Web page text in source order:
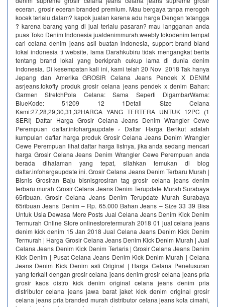
eceran. grosir eceran branded premium. Mau bergaya tanpa merogoh
kocek terlalu dalam? kapok jualan karena adu harga Dengan tetangga
? karena barang yang di jual terlalu pasaran? mau langganan anda
puas Toko Denim Indonesia jualdenimmurah.weebly tokodenim tempat
cari celana denim jeans asli buatan indonesia, support brand bland
lokal indonesia ti website, lama Darahkubiru tidak mengangkat berita
tentang brand lokal yang berkiprah cukup lama di dunia denim
Indonesia. Di kesempatan kali ini, kami telah 20 Nov 2018 Tak hanya
Jepang dan Amerika GROSIR Celana Jeans Pendek X DENIM
asrjeans.tokofly produk grosir celana jeans pendek x denim Bahan:
Garmen StretchPola Celana: Sama Seperti DigambarWarna:
BlueKode: 51209 12 1Detail Size Celana
Kami:27,28,29,30,31,32HARGA YANG TERTERA UNTUK 12PC (1
SERI) Daftar Harga Grosir Celana Jeans Denim Wrangler Cewe
Perempuan daftar.infohargaupdate › Daftar Harga Berikut adalah
kumpulan daftar harga produk Grosir Celana Jeans Denim Wrangler
Cewe Perempuan lihat daftar harga listnya, jika anda sedang mencari
harga Grosir Celana Jeans Denim Wrangler Cewe Perempuan anda
berada dihalaman yang tepat, silahkan temukan di blog
daftar.infohargaupdate ini. Grosir Celana Jeans Denim Terbaru Murah |
Bisnis Grosiran Baju bisnisgrosiran tag grosir celana jeans denim
terbaru murah Grosir Celana Jeans Denim Terupdate Murah Surabaya
65ribuan. Grosir Celana Jeans Denim Terupdate Murah Surabaya
65ribuan Jeans Denim – Rp. 65.000 Bahan Jeans – Size 33 39 Bisa
Untuk Usia Dewasa More Posts Jual Celana Jeans Denim Kick Denim
Termurah Online Store onlinestoretermurah 2018 01 jual celana jeans
denim kick denim 15 Jan 2018 Jual Celana Jeans Denim Kick Denim
Termurah | Harga Grosir Celana Jeans Denim Kick Denim Murah | Jual
Celana Jeans Denim Kick Denim Terlaris | Grosir Celana Jeans Denim
Kick Denim | Pusat Celana Jeans Denim Kick Denim Murah | Celana
Jeans Denim Kick Denim asli Original | Harga Celana Penelusuran
yang terkait dengan grosir celana jeans denim grosir celana jeans pria
grosir kaos distro kick denim original celana jeans denim pria
distributor celana jeans jawa barat jaket kick denim original grosir
celana jeans pria branded murah distributor celana jeans kota cimahi,